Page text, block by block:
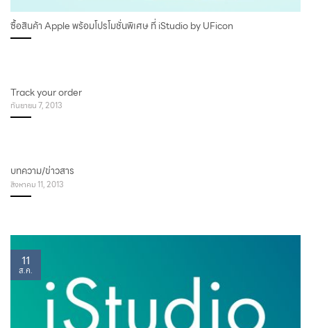
ซื้อสินค้า Apple พร้อมโปรโมชั่นพิเศษ ที่ iStudio by UFicon
Track your order
กันยายน 7, 2013
บทความ/ข่าวสาร
สิงหาคม 11, 2013
11
ส.ค.